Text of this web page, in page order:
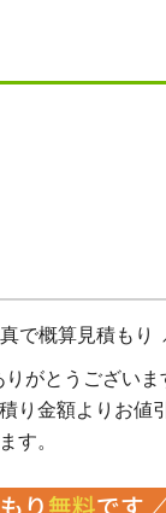
で概算見積もり
がとうございま
り金額よりお値
ます。